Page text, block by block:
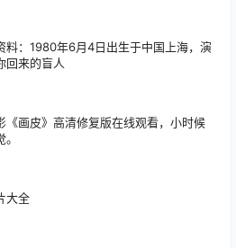
料：1980年6月4日出生于中国上海，演
回来的盲人
《画皮》高清修复版在线观看，小时候
大全